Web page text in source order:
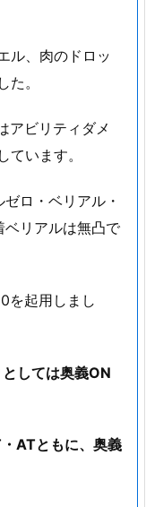
ル、肉のドロッ
。
アビリティダメ
います。
ロ・ベリアル・
リアルは無凸で
を起用しまし
しては奥義ON
ATともに、奥義